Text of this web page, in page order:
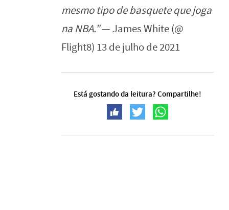
mesmo tipo de basquete que joga
na NBA.”— James White (@
Flight8) 13 de julho de 2021
Está gostando da leitura? Compartilhe!